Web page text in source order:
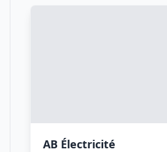
AB Électricité